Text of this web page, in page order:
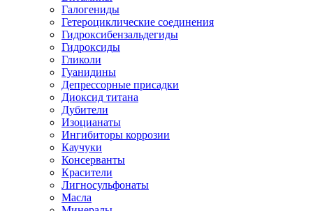
Галогениды
Гетероциклические соединения
Гидроксибензальдегиды
Гидроксиды
Гликоли
Гуанидины
Депрессорные присадки
Диоксид титана
Дубители
Изоцианаты
Ингибиторы коррозии
Каучуки
Консерванты
Красители
Лигносульфонаты
Масла